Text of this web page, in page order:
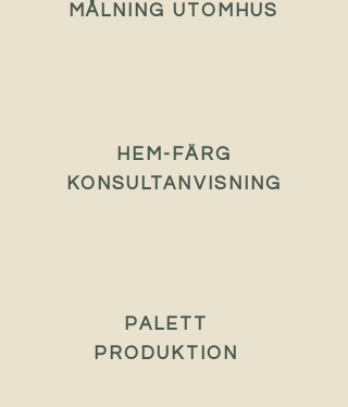
MÅLNING UTOMHUS
HEM-FÄRG
KONSULTANVISNING
PALETT
PRODUKTION